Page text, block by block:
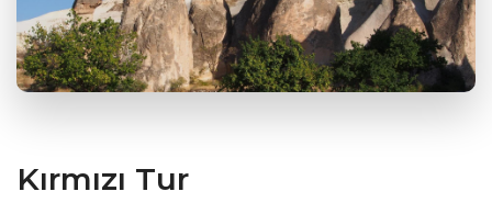
Kırmızı Tur